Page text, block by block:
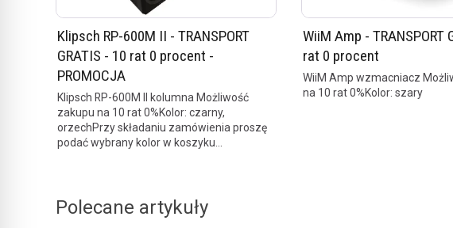
Klipsch RP-600M II - TRANSPORT
GRATIS - 10 rat 0 procent -
PROMOCJA
Klipsch RP-600M II kolumna Możliwość
zakupu na 10 rat 0%Kolor: czarny,
orzechPrzy składaniu zamówienia proszę
podać wybrany kolor w koszyku...
WiiM Amp - TRANSPORT
rat 0 procent
WiiM Amp wzmacniacz
na 10 rat 0%Kolor: szary
Polecane artykuły